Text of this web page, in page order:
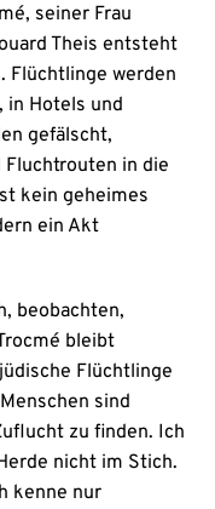
seiner Frau
Theis entsteht
Flüchtlinge werden
in Hotels und
gefälscht,
in die
kein geheimes
ein Akt
beobachten,
bleibt
Flüchtlinge
sind
zu finden. Ich
nicht im Stich.
kenne nur